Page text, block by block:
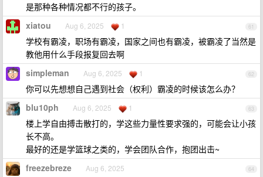
是那种各种情况都不行的孩子。
61
xiatou Aug 6, 2025 1
学校有霸凌，职场有霸凌，国家之间也有霸凌，被霸凌了当然是
教他用什么手段报复回去啊
62
simpleman Aug 6, 2025 1
你可以先想想自己遇到社会（权利）霸凌的时候该怎么办？
63
blu10ph Aug 6, 2025 1
楼上学自由搏击散打的，学这些力量性要求强的，可能会让小孩
长不高。
最好的还是学篮球之类的，学会团队合作，抱团出击~
64
freezebreze Aug 6, 2025